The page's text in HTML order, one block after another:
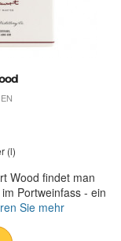
(l)
Wood findet man
Portweinfass - ein
Sie mehr